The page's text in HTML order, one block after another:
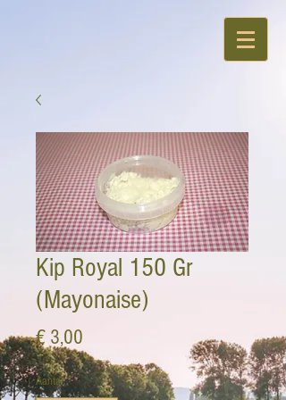
Kip Royal 150 Gr
(Mayonaise)
€ 3,00
Aantal *